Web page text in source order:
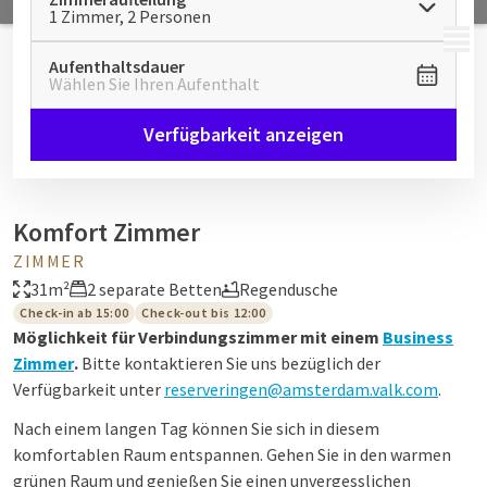
MENÜ
1 Zimmer, 2 Personen
Aufenthaltsdauer
Wählen Sie Ihren Aufenthalt
Verfügbarkeit anzeigen
Komfort Zimmer
ZIMMER
31m²
2 separate Betten Regendusche
Check-in ab 15:00 Check-out bis 12:00
Möglichkeit für Verbindungszimmer mit einem Business
Zimmer. Bitte kontaktieren Sie uns bezüglich der
Verfügbarkeit unter reserveringen@amsterdam.valk.com.
Nach einem langen Tag können Sie sich in diesem
komfortablen Raum entspannen. Gehen Sie in den warmen
grünen Raum und genießen Sie einen unvergesslichen